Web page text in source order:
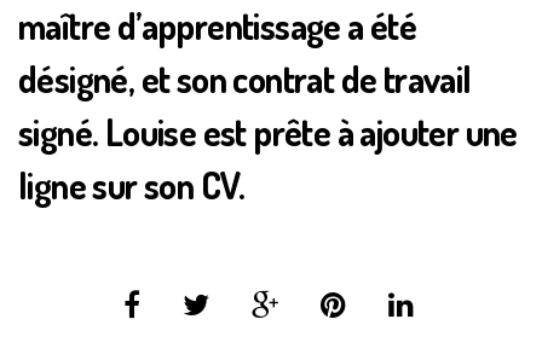
maître d’apprentissage a été
désigné, et son contrat de travail
signé. Louise est prête à ajouter une
ligne sur son CV.